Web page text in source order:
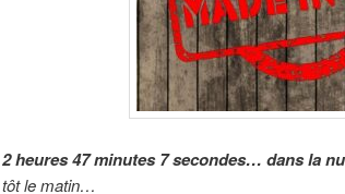
heures 47 minutes 7 secondes… dans la
le matin…